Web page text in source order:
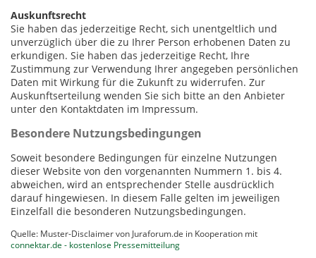
Auskunftsrecht
Sie haben das jederzeitige Recht, sich unentgeltlich und
unverzüglich über die zu Ihrer Person erhobenen Daten zu
erkundigen. Sie haben das jederzeitige Recht, Ihre
Zustimmung zur Verwendung Ihrer angegeben persönlichen
Daten mit Wirkung für die Zukunft zu widerrufen. Zur
Auskunftserteilung wenden Sie sich bitte an den Anbieter
unter den Kontaktdaten im Impressum.
Besondere Nutzungsbedingungen
Soweit besondere Bedingungen für einzelne Nutzungen
dieser Website von den vorgenannten Nummern 1. bis 4.
abweichen, wird an entsprechender Stelle ausdrücklich
darauf hingewiesen. In diesem Falle gelten im jeweiligen
Einzelfall die besonderen Nutzungsbedingungen.
Quelle: Muster-Disclaimer von Juraforum.de in Kooperation mit
connektar.de - kostenlose Pressemitteilung